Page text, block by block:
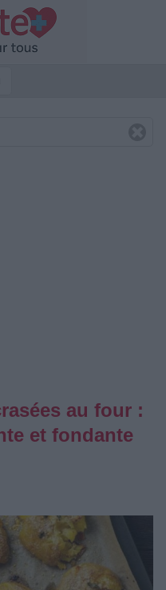
au four :
et fondante